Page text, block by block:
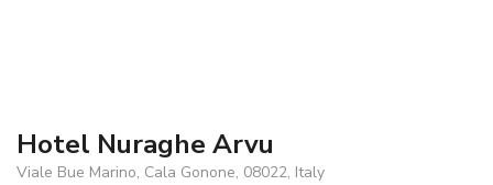
Hotel Nuraghe Arvu
Viale Bue Marino, Cala Gonone, 08022, Italy